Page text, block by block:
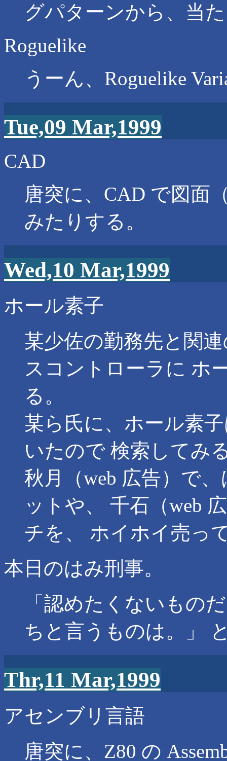
グパターンから、当
Roguelike
うーん、Roguelike
Tue,09 Mar,1999
CAD
唐突に、CAD で図面
みたりする。
Wed,10 Mar,1999
ホール素子
某少佐の勤務先と関
スコントローラに ホ
る。
某ら氏に、ホール素
いたので 検索してみ
秋月（web 広告）で
ットや、 千石（web
チを、 ホイホイ売っ
本日のはみ刑事。
「認めたくないもの
ちと言うものは。」
Thr,11 Mar,1999
アセンブリ言語
唐突に、Z80 の